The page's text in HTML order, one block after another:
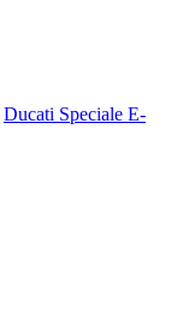
Ducati Speciale E-